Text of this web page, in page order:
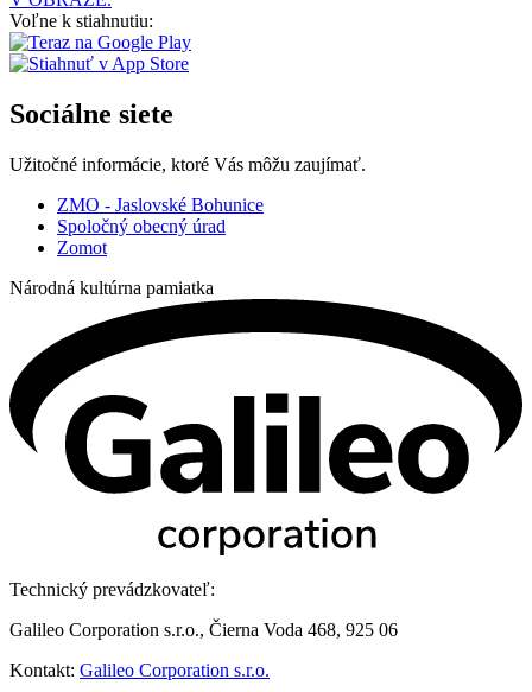
Voľne k stiahnutiu:
Sociálne siete
Užitočné informácie, ktoré Vás môžu zaujímať.
ZMO - Jaslovské Bohunice
Spoločný obecný úrad
Zomot
Národná kultúrna pamiatka
Technický prevádzkovateľ:
Galileo Corporation s.r.o., Čierna Voda 468, 925 06
Kontakt: Galileo Corporation s.r.o.